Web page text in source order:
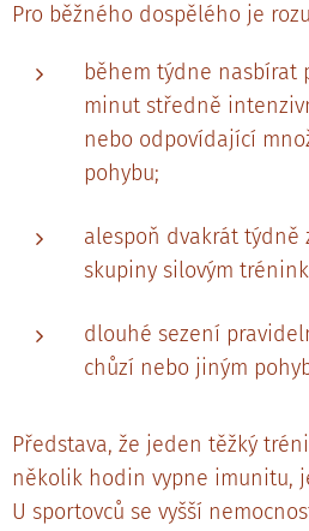
Pro běžného dospělého je
během týdne nasbírat
minut středně
nebo odpovídající
pohybu;
alespoň dvakrát týdně
skupiny silovým
dlouhé sezení
chůzí nebo jiným
Představa, že jeden těžký
několik hodin vypne imunitu,
U sportovců se vyšší